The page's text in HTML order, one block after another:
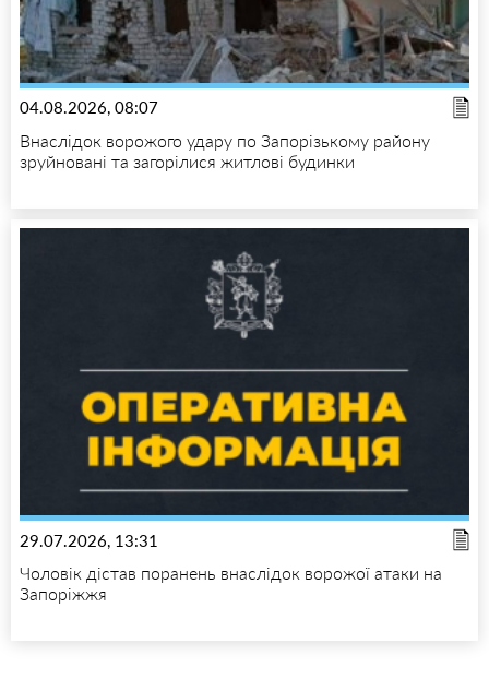
04.08.2026, 08:07
Внаслідок ворожого удару по Запорізькому району
зруйновані та загорілися житлові будинки
29.07.2026, 13:31
Чоловік дістав поранень внаслідок ворожої атаки на
Запоріжжя